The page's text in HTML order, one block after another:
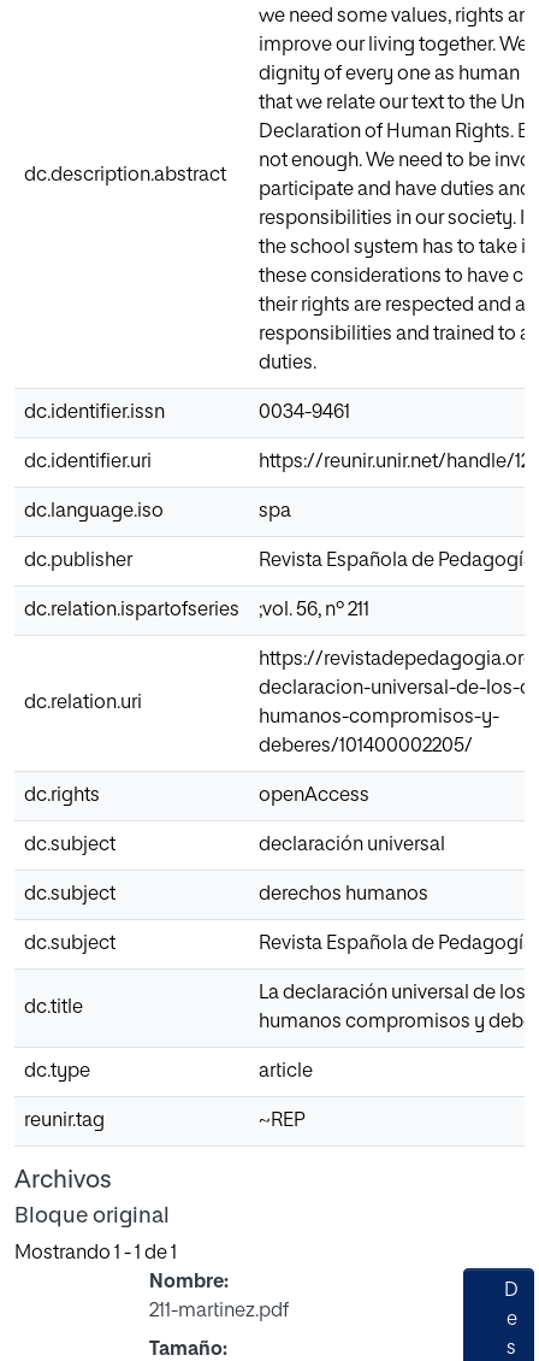
dc.description.abstract
we need some values, rights
improve our living together. We
dignity of every one as human
that we relate our text to the
Declaration of Human Rights.
not enough. We need to be
participate and have duties and
responsibilities in our society.
the school system has to take
these considerations to have
their rights are respected and
responsibilities and trained to
duties.
dc.identifier.issn 0034-9461
dc.identifier.uri https://reunir.unir.net/handle/
dc.language.iso spa
dc.publisher Revista Española de Pedagogía
dc.relation.ispartofseries ;vol. 56, nº 211
dc.relation.uri
https://
declaracion-universal-de-los-
humanos-compromisos-y-
deberes/101400002205/
dc.rights openAccess
dc.subject declaración universal
dc.subject derechos humanos
dc.subject Revista Española de Pedagogía
dc.title
La declaración universal de los
humanos compromisos y
dc.type article
reunir.tag ~REP
Archivos
Bloque original
Mostrando 1 - 1 de 1
Nombre:
211-martinez.pdf
Tamaño:
D
e
s